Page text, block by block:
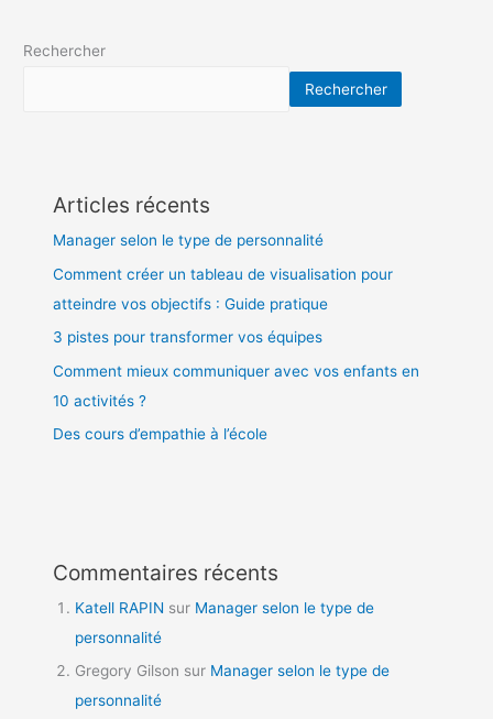
Rechercher
Rechercher
Articles récents
Manager selon le type de personnalité
Comment créer un tableau de visualisation pour
atteindre vos objectifs : Guide pratique
3 pistes pour transformer vos équipes
Comment mieux communiquer avec vos enfants en
10 activités ?
Des cours d’empathie à l’école
Commentaires récents
Katell RAPIN sur Manager selon le type de
personnalité
Gregory Gilson sur Manager selon le type de
personnalité